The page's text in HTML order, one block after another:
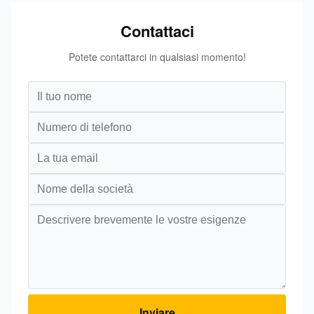
Contattaci
Potete contattarci in qualsiasi momento!